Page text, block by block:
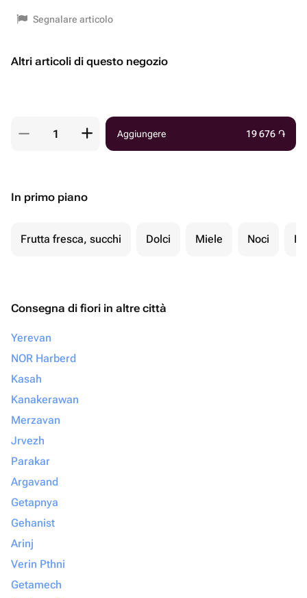
Segnalare articolo
Altri articoli di questo negozio
Aggiungere 19 676 ֏
In primo piano
Frutta fresca, succhi Dolci Miele Noci
Consegna di fiori in altre città
Yerevan
NOR Harberd
Kasah
Kanakerawan
Merzavan
Jrvezh
Parakar
Argavand
Getapnya
Gehanist
Arinj
Verin Pthni
Getamech